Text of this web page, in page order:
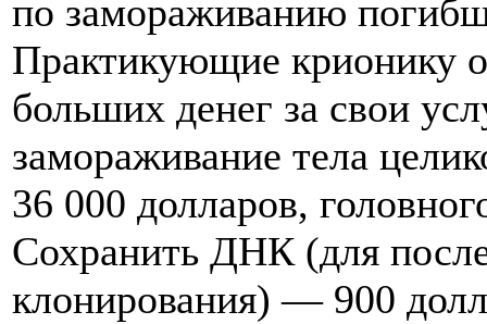
по замораживанию
Практикующие крионику
больших денег за свои
замораживание тела
36 000 долларов,
Сохранить ДНК (для
клонирования) — 900